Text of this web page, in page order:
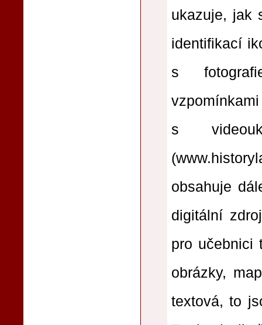
ukazuje, jak
identifikací
s
s
obsahuje
digitální
pro učebnici
obrázky,
textová, to